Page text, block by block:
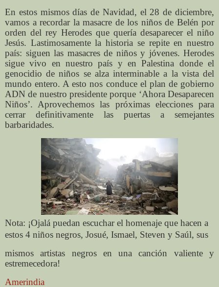
En estos mismos días de Navidad, el 28 de diciembre,
vamos a recordar la masacre de los niños de Belén por
orden del rey Herodes que quería desaparecer el niño
Jesús. Lastimosamente la historia se repite en nuestro
país: siguen las masacres de niños y jóvenes. Herodes
sigue vivo en nuestro país y en Palestina donde el
genocidio de niños se alza interminable a la vista del
mundo entero. A esto nos conduce el plan de gobierno
ADN de nuestro presidente porque ‘Ahora Desaparecen
Niños’. Aprovechemos las próximas elecciones para
cerrar definitivamente las puertas a semejantes
barbaridades.
Nota: ¡Ojalá puedan escuchar el homenaje que hacen a
estos 4 niños negros, Josué, Ismael, Steven y Saúl, sus
mismos artistas negros en una canción valiente y
estremecedora!
Amerindia